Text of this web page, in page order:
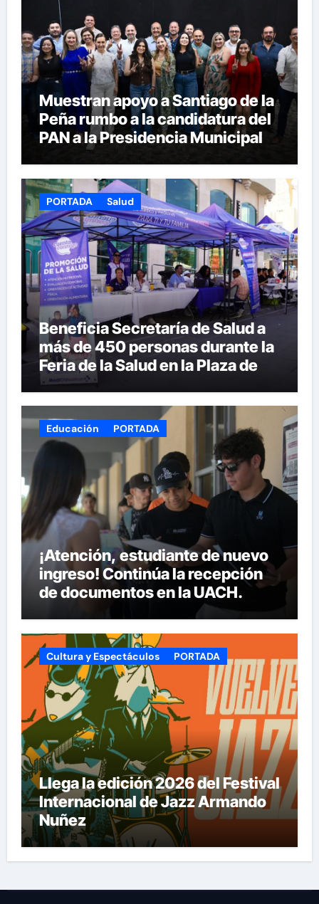
Muestran apoyo a Santiago de la
Peña rumbo a la candidatura del
PAN a la Presidencia Municipal
PORTADA Salud
Beneficia Secretaría de Salud a
más de 450 personas durante la
Feria de la Salud en la Plaza de
Armas
Educación PORTADA
¡Atención, estudiante de nuevo
ingreso! Continúa la recepción
de documentos en la UACH.
Cultura y Espectáculos PORTADA
Llega la edición 2026 del Festival
Internacional de Jazz Armando
Nuñez